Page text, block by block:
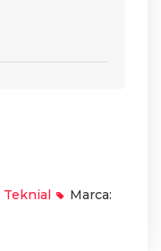
Teknial
Marca: